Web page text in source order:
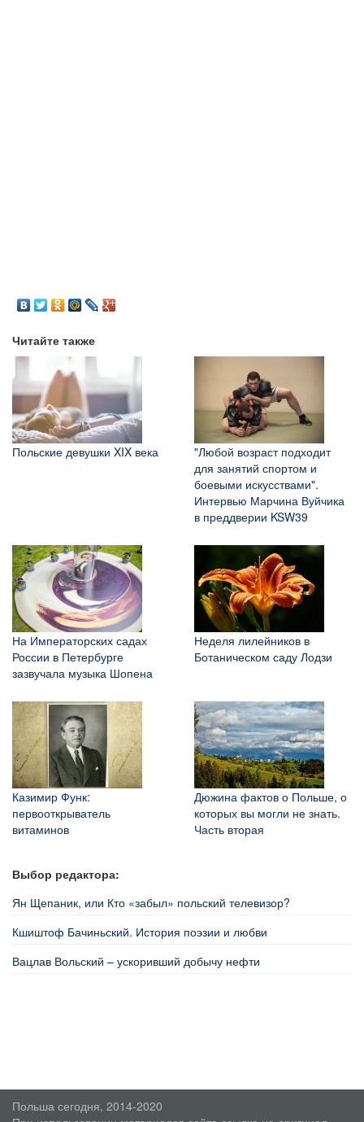
Читайте также
Польские девушки XIX века
"Любой возраст подходит
для занятий спортом и
боевыми искусствами".
Интервью Марчина Вуйчика
в преддверии KSW39
На Императорских садах
России в Петербурге
зазвучала музыка Шопена
Неделя лилейников в
Ботаническом саду Лодзи
Казимир Функ:
первооткрыватель
витаминов
Дюжина фактов о Польше, о
которых вы могли не знать.
Часть вторая
Выбор редактора:
Ян Щепаник, или Кто «забыл» польский телевизор?
Кшиштоф Бачиньский. История поэзии и любви
Вацлав Вольский – ускоривший добычу нефти
Польша сегодня, 2014-2020